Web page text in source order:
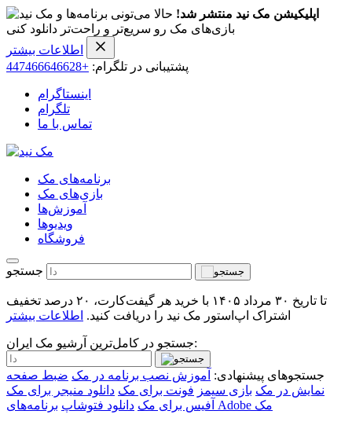
اپلیکیشن مک نید منتشر شد! حالا می‌تونی برنامه‌ها و
بازی‌های مک رو سریع‌تر و راحت‌تر دانلود کنی
اطلاعات بیشتر
پشتیبانی در تلگرام: +447466646628
اینستاگرام
تلگرام
تماس با ما
برنامه‌های مک
بازی‌های مک
آموزش‌ها
ویدیو‌ها
فروشگاه
جستجو
تا تاریخ ۳۰ مرداد ۱۴۰۵ با خرید هر گیفت‌کارت، ۲۰ درصد تخفیف
اشتراک اپ‌استور مک نید را دریافت کنید. اطلاعات بیشتر
جستجو در کامل‌ترین آرشیو مک ایران:
جستجوهای پیشنهادی: آموزش نصب برنامه در مک ضبط صفحه
نمایش در مک بازی سیمز فونت برای مک دانلود منیجر برای مک
آفیس برای مک دانلود فتوشاپ برنامه‌های Adobe مک